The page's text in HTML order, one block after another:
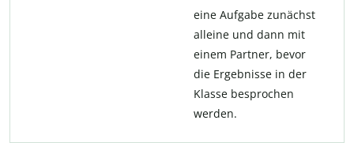
eine Aufgabe zunächst
alleine und dann mit
einem Partner, bevor
die Ergebnisse in der
Klasse besprochen
werden.